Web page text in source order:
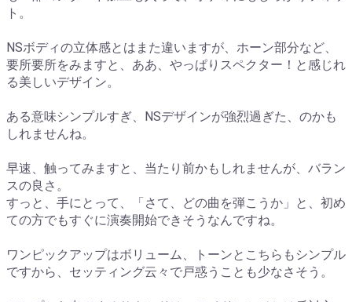
ト。
NSボディの立体感とはまた違いますが、ホーン部分など、
要所要所をみますと、ああ、やっぱりスペクター！と感じれ
る美しいデザイン。
ある意味シンプルすぎ、NSデザインが強烈過ぎた、のかも
しれませんね。
早速、触ってみますと、当たり前かもしれませんが、バラン
スの良さ。
すっと、手にとって、「さて、どの曲を弾こうか」と、初め
ての方でもすぐに演奏開始できそうなんですね。
ワンピックアップはボリューム、トーンとこちらもシンプル
ですから、セッティング云々で戸惑うことも少なさそう。